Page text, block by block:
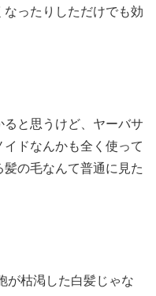
ったりしただけでも効
と思うけど、ヤーバサ
ドなんかも全く使って
の毛なんて普通に見た
が枯渇した白髪じゃな